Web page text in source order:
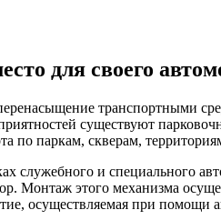
для своего
транспортными
существуют
по паркам, скверам,
служебного и специального
Монтаж этого механизма
осуществляемая при помощи